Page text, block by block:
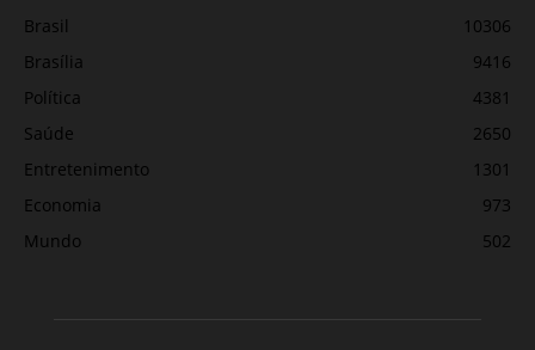
Brasil
10306
Brasília
9416
Política
4381
Saúde
2650
Entretenimento
1301
Economia
973
Mundo
502